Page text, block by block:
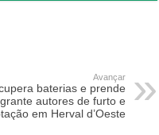
Avançar
baterias e prende
autores de furto e
em Herval d’Oeste